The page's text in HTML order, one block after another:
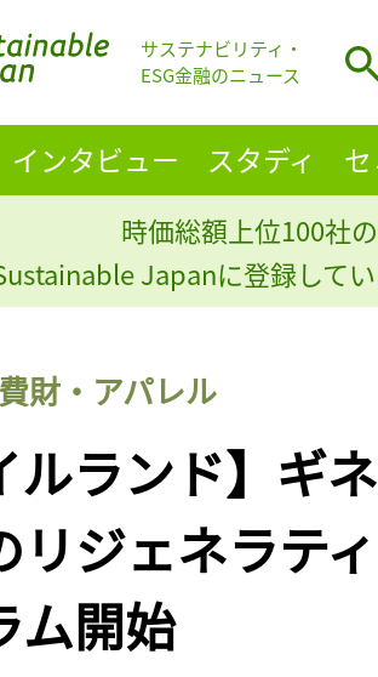
サステナビリティ・
ESG金融のニュース
インタビュー スタディ
時価総額上位100社
Japanに登録して
財・アパレル
ルランド】ギ
リジェネラテ
ム開始